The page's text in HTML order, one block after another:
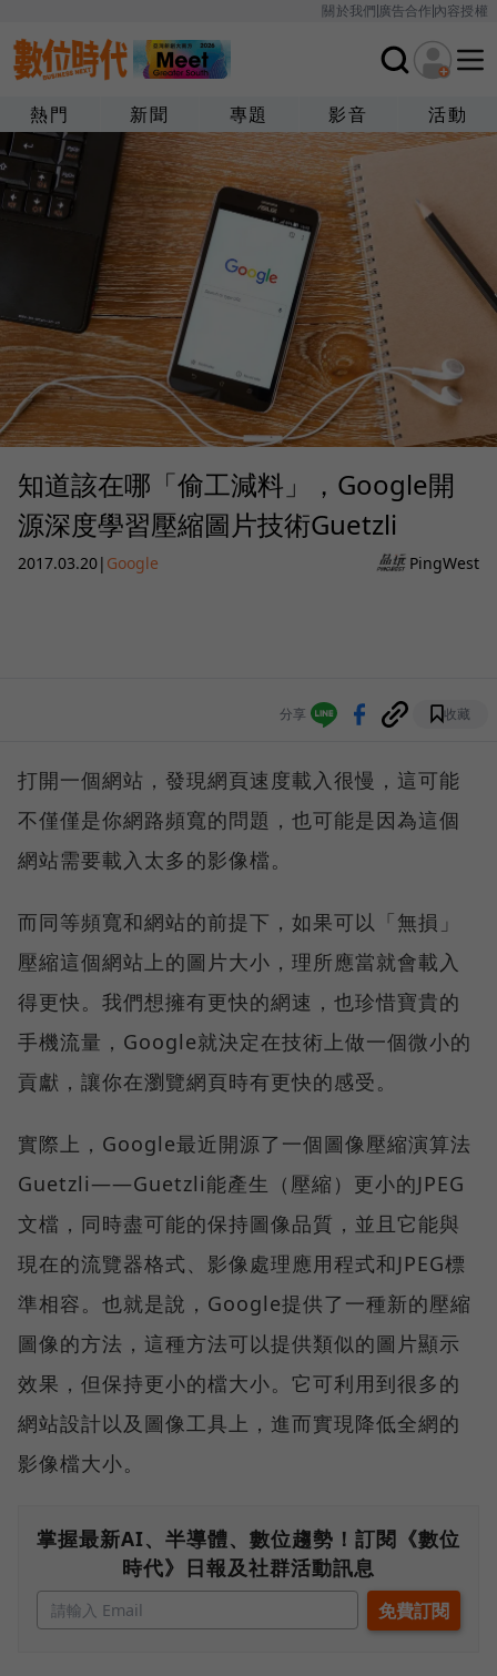
關於我們廣告合作內容授權
熱門 新聞 專題 影音 活動
知道該在哪「偷工減料」，Google開
源深度學習壓縮圖片技術Guetzli
2017.03.20| Google PingWest
分享 收藏
打開一個網站，發現網頁速度載入很慢，這可能
不僅僅是你網路頻寬的問題，也可能是因為這個
網站需要載入太多的影像檔。
而同等頻寬和網站的前提下，如果可以「無損」
壓縮這個網站上的圖片大小，理所應當就會載入
得更快。我們想擁有更快的網速，也珍惜寶貴的
手機流量，Google就決定在技術上做一個微小的
貢獻，讓你在瀏覽網頁時有更快的感受。
實際上，Google最近開源了一個圖像壓縮演算法
Guetzli——Guetzli能產生（壓縮）更小的JPEG
文檔，同時盡可能的保持圖像品質，並且它能與
現在的流覽器格式、影像處理應用程式和JPEG標
準相容。也就是說，Google提供了一種新的壓縮
圖像的方法，這種方法可以提供類似的圖片顯示
效果，但保持更小的檔大小。它可利用到很多的
網站設計以及圖像工具上，進而實現降低全網的
影像檔大小。
掌握最新AI、半導體、數位趨勢！訂閱《數位
時代》日報及社群活動訊息